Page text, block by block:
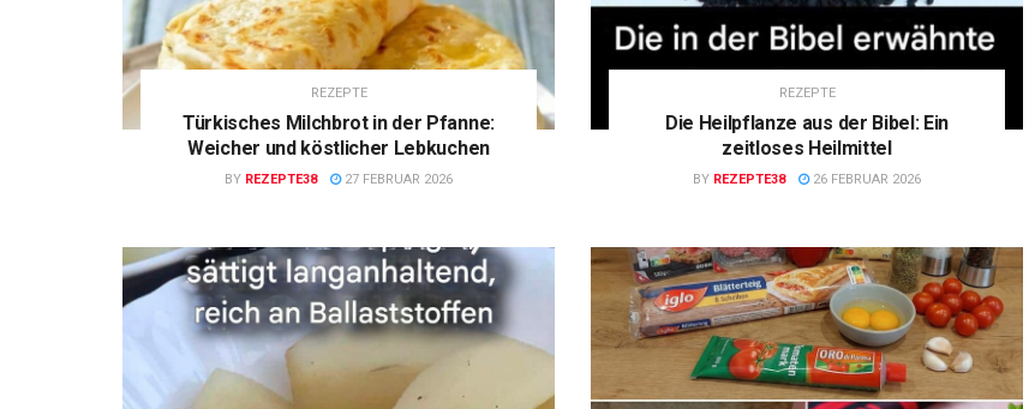
REZEPTE
Türkisches Milchbrot in der Pfanne:
Weicher und köstlicher Lebkuchen
BY REZEPTE38 27 FEBRUAR 2026
REZEPTE
Die Heilpflanze aus der Bibel: Ein
zeitloses Heilmittel
BY REZEPTE38 26 FEBRUAR 2026